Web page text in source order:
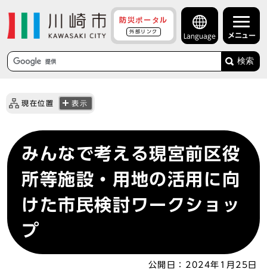
防災ポータル
外部リンク
Language メニュー
検索
現在位置 表示
みんなで考える現宮前区役
所等施設・用地の活用に向
けた市民検討ワークショッ
プ
公開日： 2024年1月25日